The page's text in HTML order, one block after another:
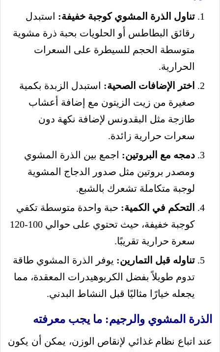
تناول الذرة المشوي كوجبة خفيفة: استبدل
رقائق البطاطس أو الحلويات بحبة ذرة مشوية
متوسطة الحجم للسيطرة على السعرات
الحرارية.
اختر الإضافات الصحية: استبدل الزبدة بكمية
صغيرة من زيت الزيتون مع إضافة أعشاب
طازجة مثل البقدونس لإضافة نكهة دون
سعرات حرارية زائدة.
دمجه مع البروتين: اجمع بين الذرة المشوي
ومصدر بروتين مثل صدور الدجاج المشوية
لوجبة متكاملة تشعرك بالشبع.
التحكم في الكمية: حبة واحدة متوسطة تكفي
كوجبة خفيفة، حيث تحتوي على حوالي 100-120
سعرة حرارية تقريبًا.
تناوله قبل التمارين: يوفر الذرة المشوي طاقة
تدوم طويلاً بفضل الكربوهيدرات المعقدة، مما
يجعله خيارًا مثاليًا قبل النشاط البدني.
الذرة المشوي والرجيم: ما يجب معرفته
عند اتباع نظام غذائي لإنقاص الوزن، يمكن أن يكون